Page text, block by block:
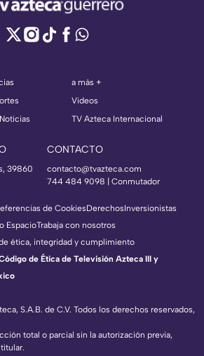
a más +
Videos
TV Azteca Internacional
39860
CONTACTO
contacto@tvazteca.com
744 484 9098 | Conmutador
S.A.B. de C.V. Todos los derechos reservados,
total o parcial sin la autorización previa,
de CookiesDerechosInversionistas
EspacioTrabaja con nosotros
ética, integridad y cumplimiento
de Ética de Televisión Azteca III y